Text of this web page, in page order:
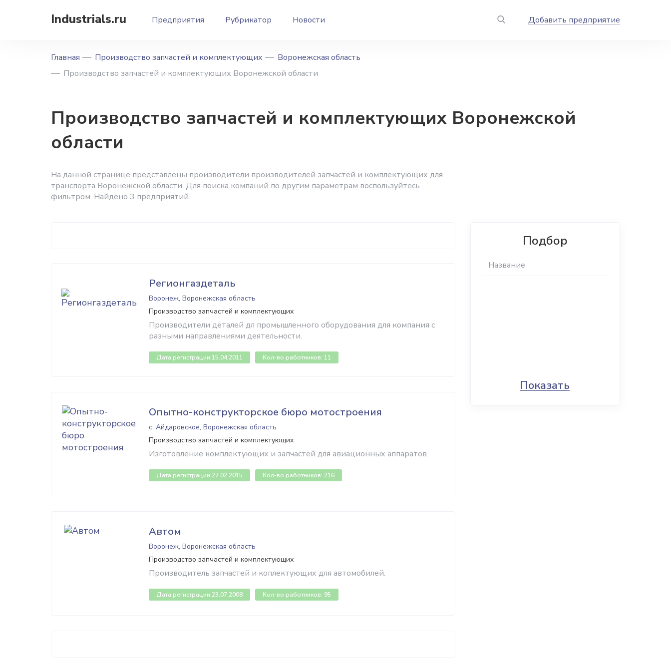
Industrials.ru Предприятия Рубрикатор Новости Добавить предприятие
Главная Производство запчастей и комплектующих
Воронежская область
Производство запчастей и комплектующих Воронежской области
Производство запчастей и комплектующих Воронежской
области
На данной странице представлены производители производителей запчастей и комплектующих для
транспорта Воронежской области. Для поиска компаний по другим параметрам воспользуйтесь
фильтром. Найдено 3 предприятий.
Регионгаздеталь
Воронеж, Воронежская область
Производство запчастей и комплектующих
Производители деталей дл промышленного оборудования для компания с
разными направлениями деятельности.
Дата регистрации:15.04.2011 Кол-во работников: 11
Опытно-конструкторское бюро мотостроения
с. Айдаровское, Воронежская область
Производство запчастей и комплектующих
Изготовление комплектующих и запчастей для авиационных аппаратов.
Дата регистрации:27.02.2015 Кол-во работников: 216
Автом
Воронеж, Воронежская область
Производство запчастей и комплектующих
Производитель запчастей и коплектующих для автомобилей.
Дата регистрации:23.07.2008 Кол-во работников: 95
Подбор
Показать